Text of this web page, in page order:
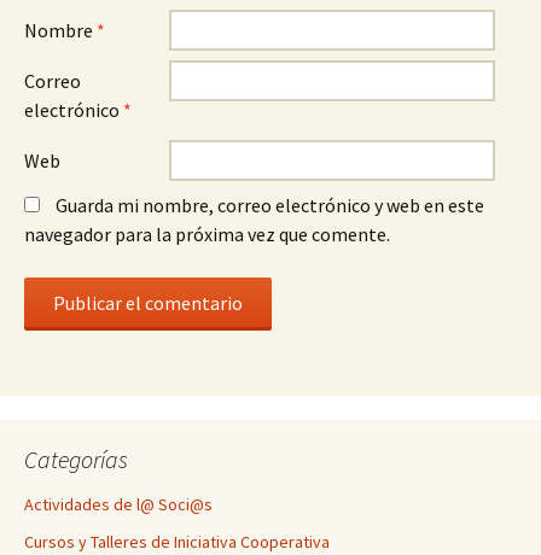
Nombre *
Correo
electrónico *
Web
Guarda mi nombre, correo electrónico y web en este
navegador para la próxima vez que comente.
Categorías
Actividades de l@ Soci@s
Cursos y Talleres de Iniciativa Cooperativa